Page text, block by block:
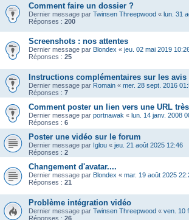
Comment faire un dossier ?
Dernier message par Twinsen Threepwood « lun. 31
Réponses : 200
Screenshots : nos attentes
Dernier message par Blondex « jeu. 02 mai 2019
Réponses : 25
Instructions complémentaires sur les avis
Dernier message par Romain « mer. 28 sept. 2016
Réponses : 7
Comment poster un lien vers une URL
Dernier message par portnawak « lun. 14 janv. 2008
Réponses : 6
Poster une vidéo sur le forum
Dernier message par Iglou « jeu. 21 août 2025 12:46
Réponses : 2
Changement d'avatar....
Dernier message par Blondex « mar. 19 août 2025
Réponses : 21
Problème intégration vidéo
Dernier message par Twinsen Threepwood « ven. 10
Réponses : 26